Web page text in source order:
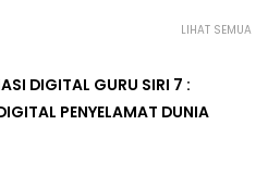
LIHAT SEMUA
DIGITAL GURU SIRI 7 :
PENYELAMAT DUNIA